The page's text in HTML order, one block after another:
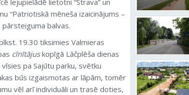
“Patriotiskā mēneša izaicinājums –
pārsteiguma balvas.
19.30 tiksimies Valmieras
cīnītājuskopīgā Lāčplēša dienas
pa Sajūtu parku, svētku
būs izgaismotas ar lāpām, tomēr
vēl arī individuāli un trasē doties,